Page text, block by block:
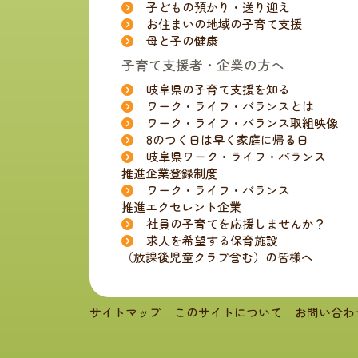
子どもの預かり・送り迎え
お住まいの地域の子育て支援
母と子の健康
子育て支援者・企業の方へ
岐阜県の子育て支援を知る
ワーク・ライフ・バランスとは
ワーク・ライフ・バランス取組映像
8のつく日は早く家庭に帰る日
岐阜県ワーク・ライフ・バランス
推進企業登録制度
ワーク・ライフ・バランス
推進エクセレント企業
社員の子育てを応援しませんか？
求人を希望する保育施設
（放課後児童クラブ含む）の皆様へ
サイトマップ このサイトについて お問い合わ